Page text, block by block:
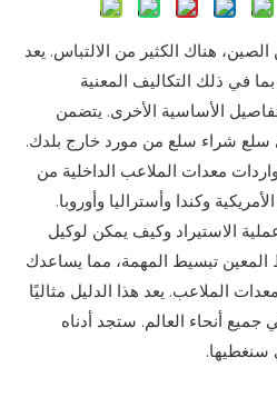
هناك الكثير من الالتباس. يعد
بما في ذلك التكاليف المعنية
الأساسية الأخرى. يتضمن
سلع شراء سلع من مورد خارج بلدك.
معدات الملاعب الداخلية من
وكندا وأستراليا وأوروبا.
الاستيراد وكيف يمكن لوكيل
تبسيط المهمة، مما يساعدك
الملاعب. يعد هذا الدليل مثاليًا
أنحاء العالم. ستجد أدناه
سنغطيها.